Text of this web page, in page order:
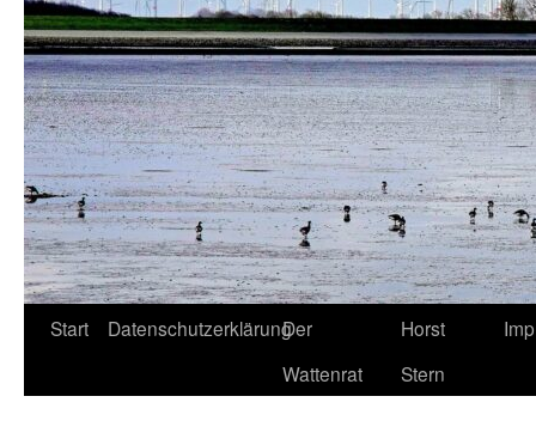
Start DatenschutzerklärungDer
Wattenrat
Horst
Stern